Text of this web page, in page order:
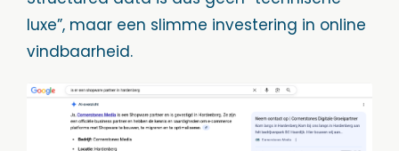
luxe”, maar een slimme investering in online
vindbaarheid.